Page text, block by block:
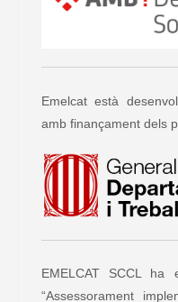
Emelcat està
amb finançament dels
EMELCAT SCCL ha
“Assessorament